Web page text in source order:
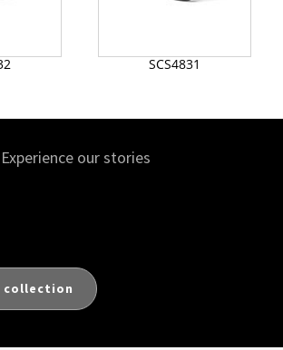
SCS4831
Experience our stories
collection